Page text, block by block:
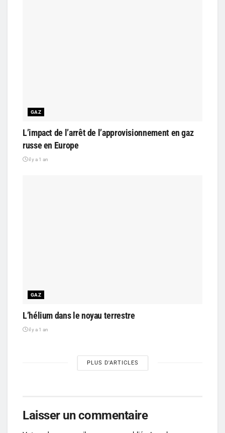
GAZ
L’impact de l’arrêt de l’approvisionnement en gaz
russe en Europe
il y a 1 an
GAZ
L’hélium dans le noyau terrestre
il y a 1 an
PLUS D'ARTICLES
Laisser un commentaire